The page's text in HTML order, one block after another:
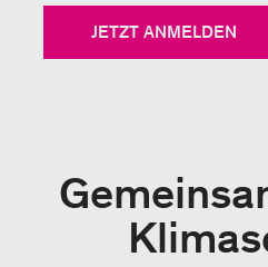
JETZT ANMELDEN